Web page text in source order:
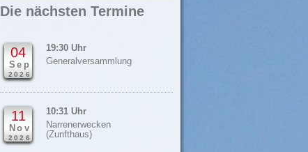
Die nächsten Termine
04
Sep
2026
19:30 Uhr
Generalversammlung
11
Nov
2026
10:31 Uhr
Narrenerwecken
(Zunfthaus)